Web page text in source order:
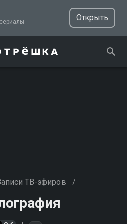
ТВ, фильмы и сериалы
Открыть
ТВ-эфиров /